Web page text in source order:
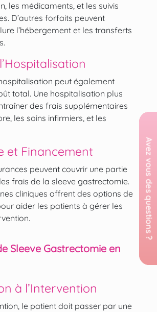
les médicaments, et les suivis
D’autres forfaits peuvent
l’hébergement et les transferts
peut également
total. Une hospitalisation plus
des frais supplémentaires
les soins infirmiers, et les
et Financement
peuvent couvrir une partie
frais de la sleeve gastrectomie.
cliniques offrent des options de
aider les patients à gérer les
Sleeve Gastrectomie en
à l’Intervention
le patient doit passer par une